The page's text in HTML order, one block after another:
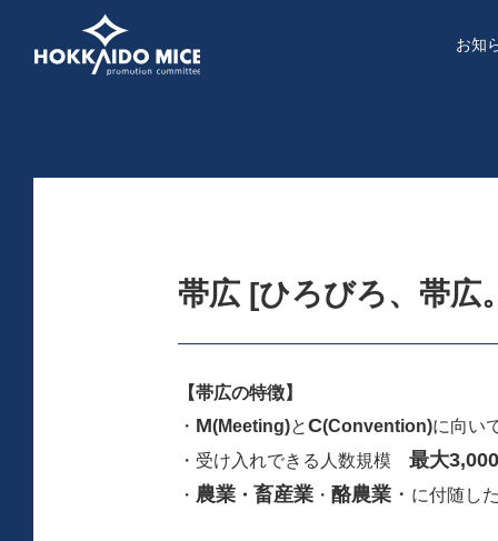
お知
帯広 [ひろびろ、帯広
【帯広の特徴】
・ M(Meeting)とC(Convention)に向い
・受け入れできる人数規模 最大
・ 農業 ・ 畜産業 ・ 酪農業 ・ に付随し